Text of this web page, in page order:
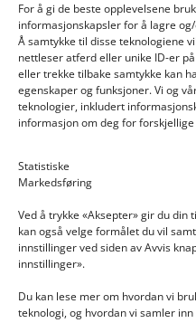
For å gi de beste opplevelsene
informasjonskapsler for å lagre
Å samtykke til disse teknologiene
nettleser atferd eller unike ID-er
eller trekke tilbake samtykke kan
egenskaper og funksjoner. Vi og
teknologier, inkludert
informasjon om deg for
Statistiske
Markedsføring
Ved å trykke «Aksepter» gir du
kan også velge formålet du vil
innstillinger ved siden av Avvis
innstillinger».
Du kan lese mer om hvordan vi
teknologi, og hvordan vi samler